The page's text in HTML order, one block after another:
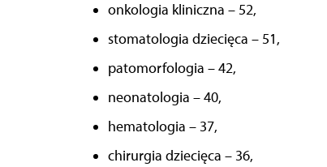
onkologia kliniczna – 52,
stomatologia dziecięca – 51,
patomorfologia – 42,
neonatologia – 40,
hematologia – 37,
chirurgia dziecięca – 36,